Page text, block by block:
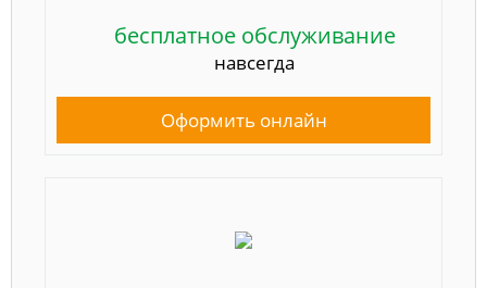
бесплатное обслуживание
навсегда
Оформить онлайн